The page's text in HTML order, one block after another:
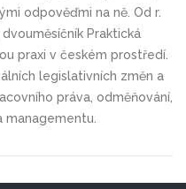
odpověďmi na ně. Od r.
Praktická
praxi v českém prostředí.
legislativních změn a
práva, odměňování,
managementu.